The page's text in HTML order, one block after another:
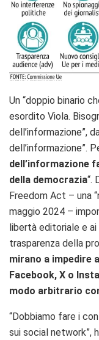
Un “doppio binario
esordito Viola.
dell’informazione”,
dell’informazione”.
dell’informazione
della democrazia“.
Freedom Act – una
maggio 2024 –
libertà editoriale e
trasparenza della
mirano a impedire
Facebook, X o
modo arbitrario
“Dobbiamo fare i
sui social network”,